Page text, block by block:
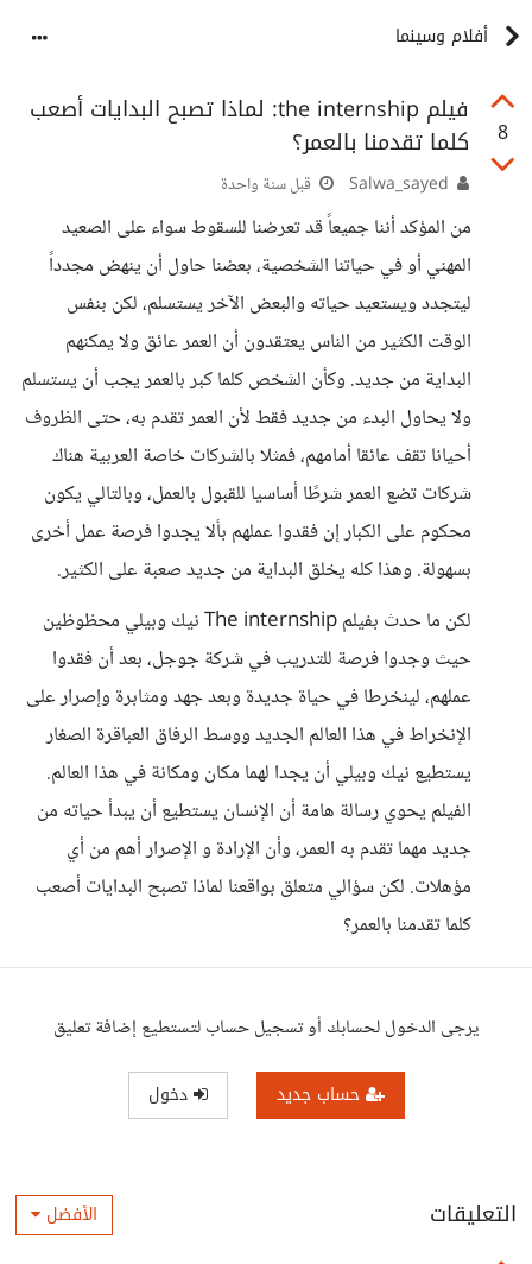
أفلام وسينما
8
فيلم the internship: لماذا تصبح البدايات أصعب
كلما تقدمنا بالعمر؟
قبل سنة واحدة
من المؤكد أننا جميعاً قد تعرضنا للسقوط سواء على الصعيد
المهني أو في حياتنا الشخصية، بعضنا حاول أن ينهض مجدداً
ليتجدد ويستعيد حياته والبعض الآخر يستسلم، لكن بنفس
الوقت الكثير من الناس يعتقدون أن العمر عائق ولا يمكنهم
البداية من جديد. وكأن الشخص كلما كبر بالعمر يجب أن يستسلم
ولا يحاول البدء من جديد فقط لأن العمر تقدم به، حتى الظروف
أحيانا تقف عائقا أمامهم، فمثلا بالشركات خاصة العربية هناك
شركات تضع العمر شرطًا أساسيا للقبول بالعمل، وبالتالي يكون
محكوم على الكبار إن فقدوا عملهم بألا يجدوا فرصة عمل أخرى
بسهولة. وهذا كله يخلق البداية من جديد صعبة على الكثير.
لكن ما حدث بفيلم The internship نيك وبيلي محظوظين
حيث وجدوا فرصة للتدريب في شركة جوجل، بعد أن فقدوا
عملهم، لينخرطا في حياة جديدة وبعد جهد ومثابرة وإصرار على
الإنخراط في هذا العالم الجديد ووسط الرفاق العباقرة الصغار
يستطيع نيك وبيلي أن يجدا لهما مكان ومكانة في هذا العالم.
الفيلم يحوي رسالة هامة أن الإنسان يستطيع أن يبدأ حياته من
جديد مهما تقدم به العمر، وأن الإرادة و الإصرار أهم من أي
مؤهلات. لكن سؤالي متعلق بواقعنا لماذا تصبح البدايات أصعب
كلما تقدمنا بالعمر؟
يرجى الدخول لحسابك أو تسجيل حساب لتستطيع إضافة تعليق
حساب جديد دخول
التعليقات الأفضل